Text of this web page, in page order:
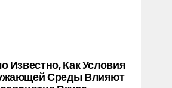
Известно, Как Условия
Среды Влияют